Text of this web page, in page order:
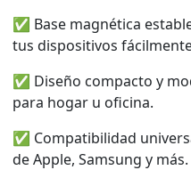
✅ Base magnética
tus dispositivos
✅ Diseño compacto y
para hogar u oficina.
✅ Compatibilidad
de Apple, Samsung y más.